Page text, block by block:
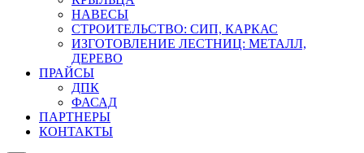
НАВЕСЫ
СТРОИТЕЛЬСТВО: СИП, КАРКАС
ИЗГОТОВЛЕНИЕ ЛЕСТНИЦ: МЕТАЛЛ,
ДЕРЕВО
ПРАЙСЫ
ДПК
ФАСАД
ПАРТНЕРЫ
КОНТАКТЫ